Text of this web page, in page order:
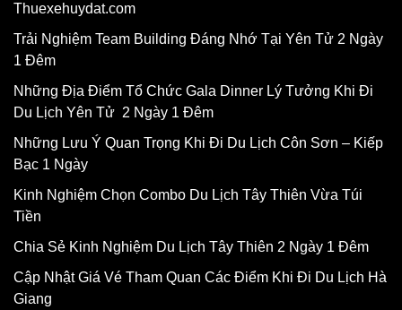
Thuexehuydat.com
Trải Nghiệm Team Building Đáng Nhớ Tại Yên Tử 2 Ngày
1 Đêm
Những Địa Điểm Tổ Chức Gala Dinner Lý Tưởng Khi Đi
Du Lịch Yên Tử 2 Ngày 1 Đêm
Những Lưu Ý Quan Trọng Khi Đi Du Lịch Côn Sơn – Kiếp
Bạc 1 Ngày
Kinh Nghiệm Chọn Combo Du Lịch Tây Thiên Vừa Túi
Tiền
Chia Sẻ Kinh Nghiệm Du Lịch Tây Thiên 2 Ngày 1 Đêm
Cập Nhật Giá Vé Tham Quan Các Điểm Khi Đi Du Lịch Hà
Giang